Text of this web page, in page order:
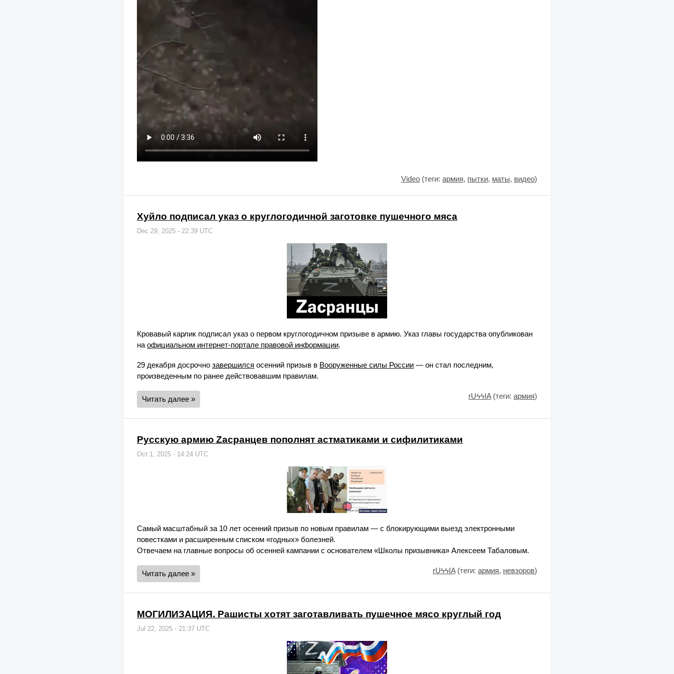
Video (теги: армия, пытки, маты, видео)
Хуйло подписал указ о круглогодичной заготовке пушечного мяса
Dec 29, 2025 - 22:39 UTC
Кровавый карлик подписал указ о первом круглогодичном призыве в армию. Указ главы государства опубликован
на официальном интернет-портале правовой информации.
29 декабря досрочно завершился осенний призыв в Вооруженные силы России — он стал последним,
произведенным по ранее действовавшим правилам.
Читать далее » rUϟϟIA(теги: армия)
Русскую армию Zасранцев пополнят астматиками и сифилитиками
Oct 1, 2025 - 14:24 UTC
Самый масштабный за 10 лет осенний призыв по новым правилам — с блокирующими выезд электронными
повестками и расширенным списком «годных» болезней.
Отвечаем на главные вопросы об осенней кампании с основателем «Школы призывника» Алексеем Табаловым.
Читать далее » rUϟϟIA(теги: армия, невзоров)
МОГИЛИЗАЦИЯ. Рашисты хотят заготавливать пушечное мясо круглый год
Jul 22, 2025 - 21:37 UTC